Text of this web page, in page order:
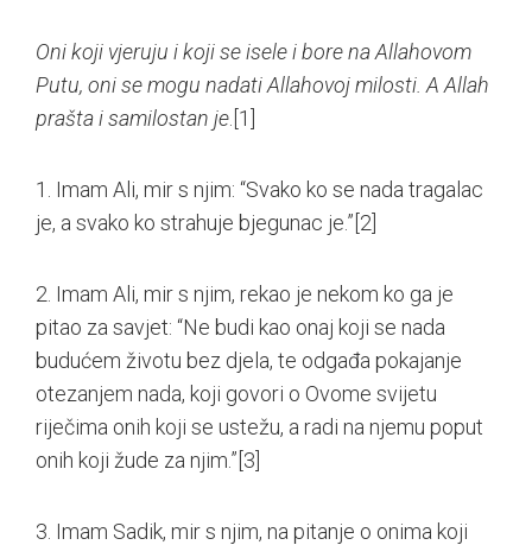
Oni koji vjeruju i koji se isele i bore na Allahovom
Putu, oni se mogu nadati Allahovoj milosti. A Allah
prašta i samilostan je [1]
1. Imam Ali, mir s njim: “Svako ko se nada tragalac
je, a svako ko strahuje bjegunac je.”[2]
2. Imam Ali, mir s njim, rekao je nekom ko ga je
pitao za savjet: “Ne budi kao onaj koji se nada
budućem životu bez djela, te odgađa pokajanje
otezanjem nada, koji govori o Ovome svijetu
riječima onih koji se ustežu, a radi na njemu poput
onih koji žude za njim.”[3]
3. Imam Sadik, mir s njim, na pitanje o onima koji